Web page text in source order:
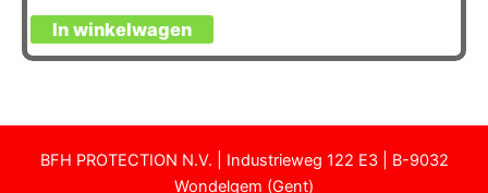
In winkelwagen
BFH PROTECTION N.V. | Industrieweg 122 E3 | B-9032
Wondelgem (Gent)